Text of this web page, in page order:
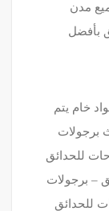
مدن
بأفضل
خام يتم
برجولات
للحدائق
– برجولات
للحدائق